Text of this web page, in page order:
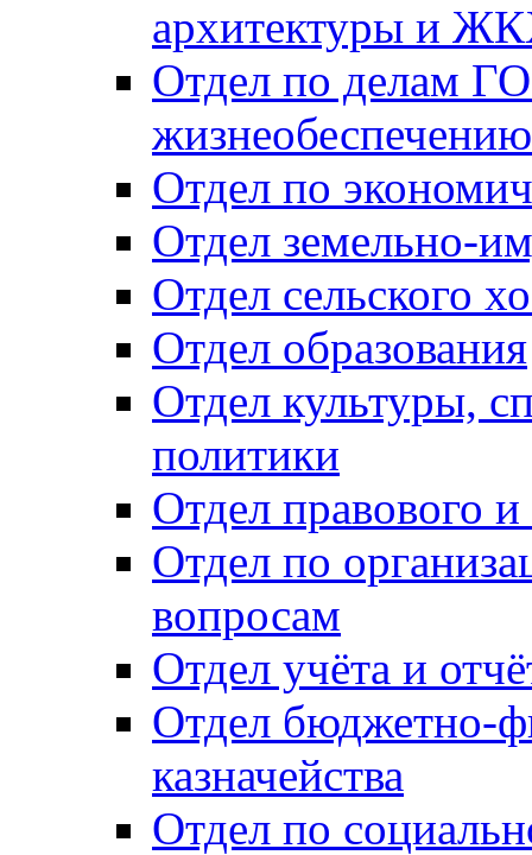
архитектуры и
Отдел по делам
Отдел по
Отдел земельно-
Отдел сельского
Отдел образования
Отдел культуры,
политики
Отдел правового
Отдел по
вопросам
Отдел учёта и
Отдел бюджетно-
казначейства
Отдел по